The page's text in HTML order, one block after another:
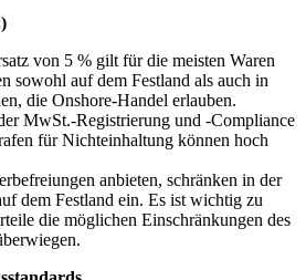
von 5 % gilt für die meisten Waren
sowohl auf dem Festland als auch in
die Onshore-Handel erlauben.
MwSt.-Registrierung und -Compliance
für Nichteinhaltung können hoch
anbieten, schränken in der
dem Festland ein. Es ist wichtig zu
die möglichen Einschränkungen des